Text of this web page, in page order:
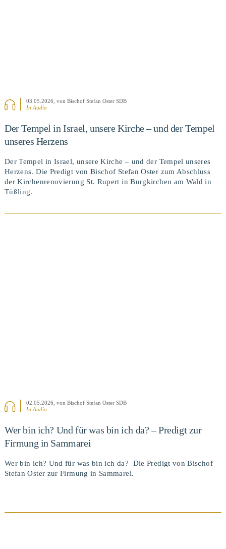
03.05.2026 , von Bischof Stefan Oster SDB
In Audio
Der Tempel in Israel, unsere Kirche – und der Tempel
unseres Herzens
Der Tempel in Israel, unsere Kirche – und der Tempel unseres
Herzens. Die Predigt von Bischof Stefan Oster zum Abschluss
der Kirchenrenovierung St. Rupert in Burgkirchen am Wald in
Tüßling.
02.05.2026 , von Bischof Stefan Oster SDB
In Audio
Wer bin ich? Und für was bin ich da? – Predigt zur
Firmung in Sammarei
Wer bin ich? Und für was bin ich da? Die Predigt von Bischof
Stefan Oster zur Firmung in Sammarei.